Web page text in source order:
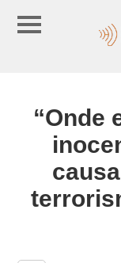
“Onde